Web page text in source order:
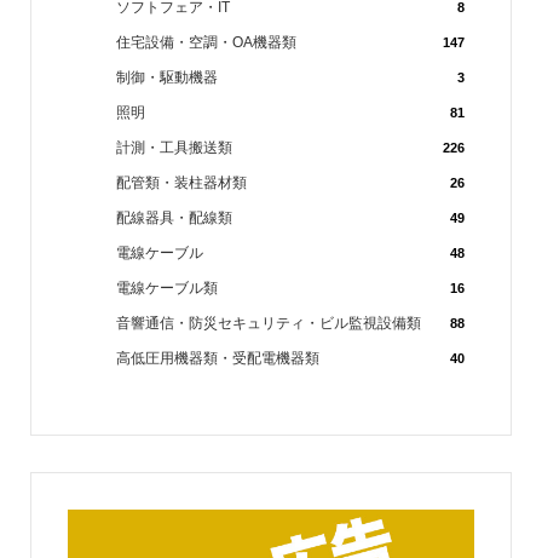
ソフトフェア・IT 8
住宅設備・空調・OA機器類 147
制御・駆動機器 3
照明 81
計測・工具搬送類 226
配管類・装柱器材類 26
配線器具・配線類 49
電線ケーブル 48
電線ケーブル類 16
音響通信・防災セキュリティ・ビル監視設備類 88
高低圧用機器類・受配電機器類 40